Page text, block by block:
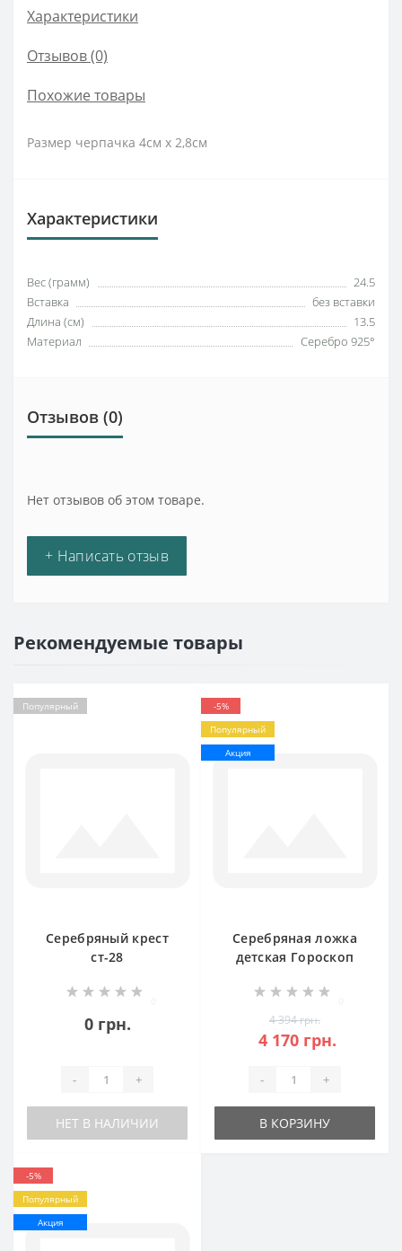
Характеристики
Отзывов (0)
Похожие товары
Размер черпачка 4см х 2,8см
Характеристики
Вес (грамм)
24.5
Вставка
без вставки
Длина (см)
13.5
Материал
Серебро 925°
Отзывов (0)
Нет отзывов об этом товаре.
+ Написать отзыв
Рекомендуемые товары
Популярный
Серебряный крест
ст-28
0 грн.
- +
НЕТ В НАЛИЧИИ
-5%
Популярный
Акция
Серебряная ложка
детская Гороскоп
4 394 грн.
4 170 грн.
- +
В КОРЗИНУ
-5%
Популярный
Акция